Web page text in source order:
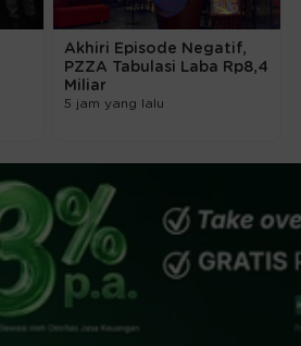
Akhiri Episode Negatif,
PZZA Tabulasi Laba Rp8,4
Miliar
5 jam yang lalu